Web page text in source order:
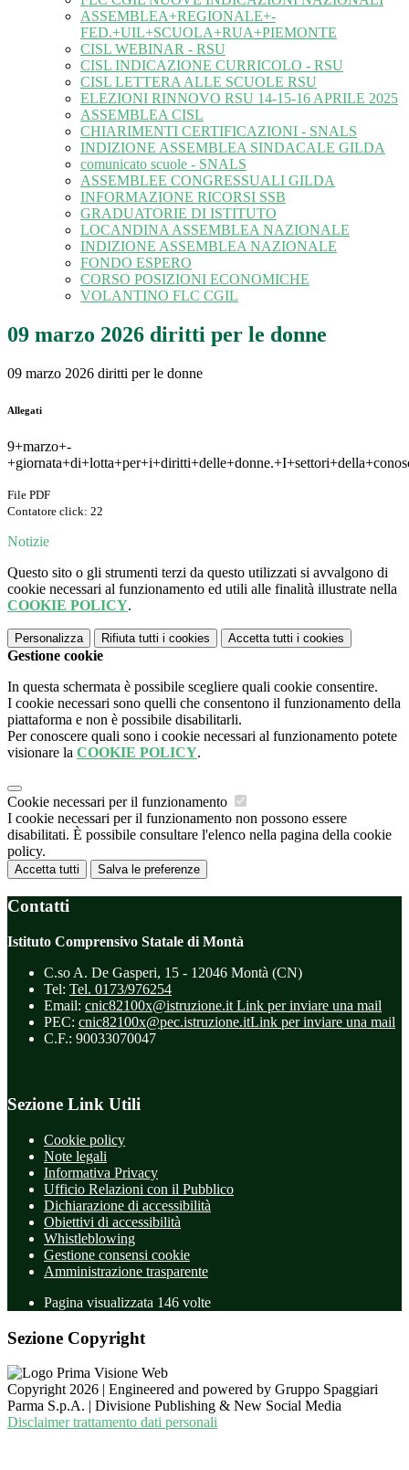
ASSEMBLEA+REGIONALE+-
FED.+UIL+SCUOLA+RUA+PIEMONTE
CISL WEBINAR - RSU
CISL INDICAZIONE CURRICOLO - RSU
CISL LETTERA ALLE SCUOLE RSU
ELEZIONI RINNOVO RSU 14-15-16 APRILE 2025
ASSEMBLEA CISL
CHIARIMENTI CERTIFICAZIONI - SNALS
INDIZIONE ASSEMBLEA SINDACALE GILDA
comunicato scuole - SNALS
ASSEMBLEE CONGRESSUALI GILDA
INFORMAZIONE RICORSI SSB
GRADUATORIE DI ISTITUTO
LOCANDINA ASSEMBLEA NAZIONALE
INDIZIONE ASSEMBLEA NAZIONALE
FONDO ESPERO
CORSO POSIZIONI ECONOMICHE
VOLANTINO FLC CGIL
09 marzo 2026 diritti per le donne
09 marzo 2026 diritti per le donne
Allegati
9+marzo+-
File PDF
Contatore click: 22
Notizie
Questo sito o gli strumenti terzi da questo utilizzati si avvalgono di
cookie necessari al funzionamento ed utili alle finalità illustrate nella
COOKIE POLICY.
Personalizza Rifiuta tutti i cookies Accetta tutti i cookies
Gestione cookie
In questa schermata è possibile scegliere quali cookie consentire.
I cookie necessari sono quelli che consentono il funzionamento della
piattaforma e non è possibile disabilitarli.
Per conoscere quali sono i cookie necessari al funzionamento potete
visionare la COOKIE POLICY.
Cookie necessari per il funzionamento
I cookie necessari per il funzionamento non possono essere
disabilitati. È possibile consultare l'elenco nella pagina della cookie
policy.
Accetta tutti Salva le preferenze
Contatti
Istituto Comprensivo Statale di Montà
C.so A. De Gasperi, 15 - 12046 Montà (CN)
Tel: Tel. 0173/976254
Email: cnic82100x@istruzione.it Link per inviare una mail
PEC: cnic82100x@pec.istruzione.itLink per inviare una mail
C.F.: 90033070047
Sezione Link Utili
Cookie policy
Note legali
Informativa Privacy
Ufficio Relazioni con il Pubblico
Dichiarazione di accessibilità
Obiettivi di accessibilità
Whistleblowing
Gestione consensi cookie
Amministrazione trasparente
Pagina visualizzata 146 volte
Sezione Copyright
Copyright 2026 | Engineered and powered by Gruppo Spaggiari
Parma S.p.A. | Divisione Publishing & New Social Media
Disclaimer trattamento dati personali